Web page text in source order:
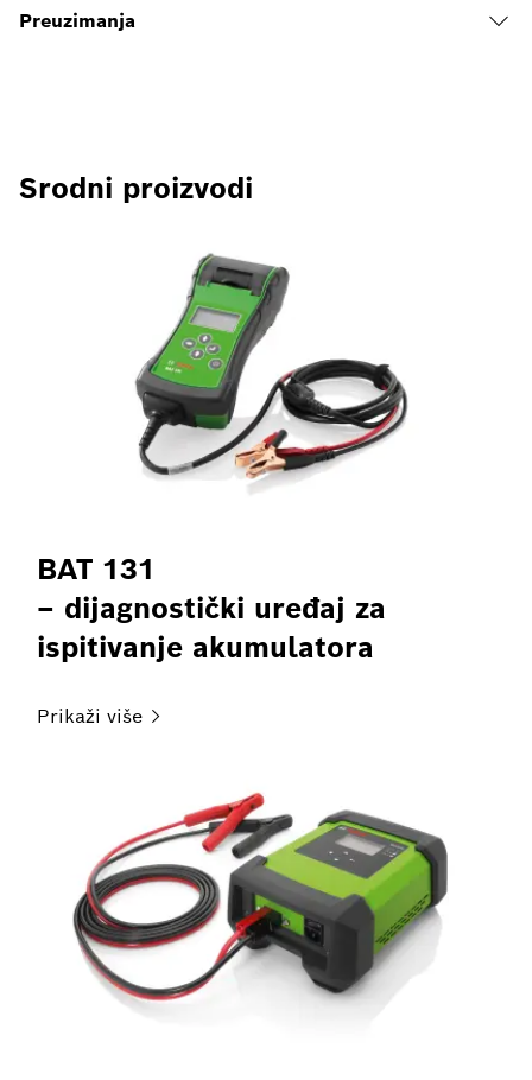
Preuzimanja
Srodni proizvodi
BAT 131
– dijagnostički uređaj za
ispitivanje akumulatora
Prikaži više